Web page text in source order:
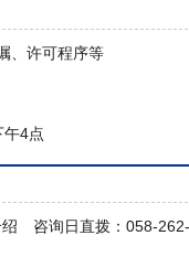
、许可程序等
4点
绍 咨询日直拨：058-